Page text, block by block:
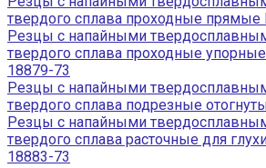
твердого сплава проходные прямые
Резцы с напайными
твердого сплава проходные
18879-73
Резцы с напайными
твердого сплава подрезные
Резцы с напайными
твердого сплава расточные для
18883-73